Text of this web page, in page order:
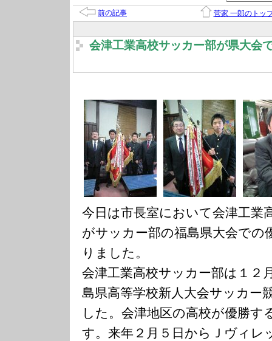
前の記事 菅家 一郎のトッ
会津工業高校サッカー部が県大会
今日は市長室において会津工業
がサッカー部の福島県大会での
りました。
会津工業高校サッカー部は１２
島県高等学校新人大会サッカー
した。会津地区の高校が優勝
す。来年２月５日からＪヴィレ